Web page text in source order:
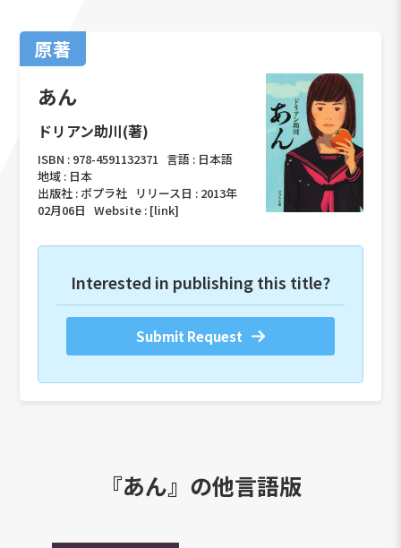
原著
あん
ドリアン助川(著)
ISBN : 978-4591132371 言語 : 日本語
地域 : 日本
出版社 : ポプラ社 リリース日 : 2013年
02月06日Website : [link]
Interested in publishing this title?
Submit Request
『あん』の他言語版